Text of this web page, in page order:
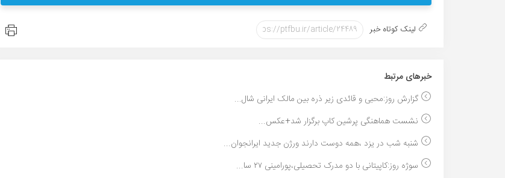
لینک کوتاه خبر
خبر‌های مرتبط
گزارش روز:محبی و قائدی زیر ذره بین مالک ایرانی شال...
نشست هماهنگی پرشین کاپ برگزار شد+عکس...
شنبه شب در یزد ،همه دوست دارند ورژن جدید ایرانجوان...
سوژه روز:کاپیتانی با دو مدرک تحصیلی،پورامینی ۲۷ سا...